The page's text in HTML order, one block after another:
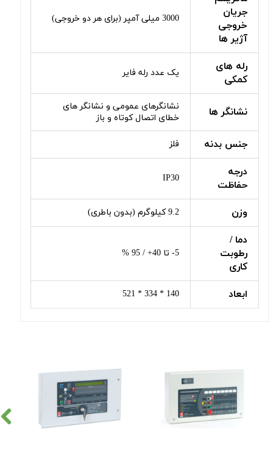
جریان
خروجی
آژیر ها
3000 میلی آمپر (برای هر دو خروجی)
رله های
کمکی
یک عدد رله فایر
نشانگر ها
نشانگرهای عمومی و نشانگر های
خطای اتصال کوتاه و باز
جنس بدنه فلز
درجه
حفاظت
IP30
وزن 9.2 کیلوگرم (بدون باطری)
دما /
رطوبت
کاری
5- تا 40+ / 95 %
ابعاد 140 * 334 * 521